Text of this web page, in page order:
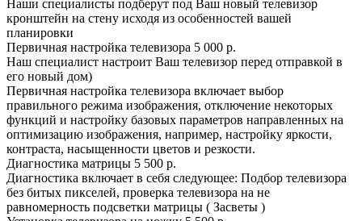
Наши специалисты подберут под Ваш новый телевизор
кронштейн на стену исходя из особенностей вашей
планировки
Первичная настройка телевизора 5 000 р.
Наш специалист настроит Ваш телевизор перед отправкой в
его новый дом)
Первичная настройка телевизора включает выбор
правильного режима изображения, отключение некоторых
функций и настройку базовых параметров направленных на
оптимизацию изображения, например, настройку яркости,
контраста, насыщенности цветов и резкости.
Диагностика матрицы 5 500 р.
Диагностика включает в себя следующее: Подбор телевизора
без битых пикселей, проверка телевизора на не
равномерность подсветки матрицы ( Засветы )